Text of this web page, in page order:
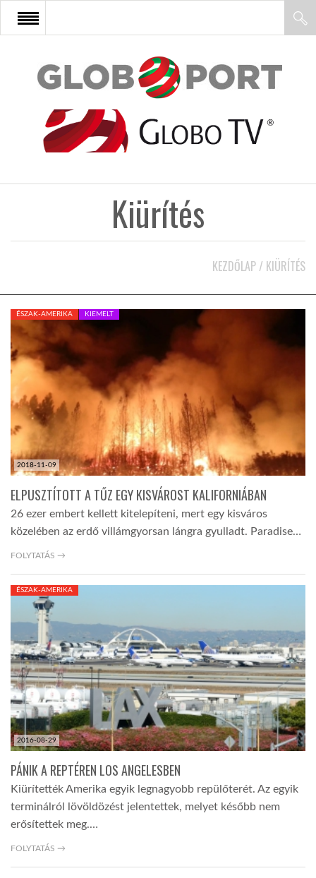
FŐOLDAL
AFRIKA
KÖZEL-KELET
AUSZTRÁLIA
GLOBOTV BP
HÍR3D
TROPICALMAGAZIN
GLOBOTV
AFRIKA TUDÁSTÁR
LINKTR.EE
Kiürítés
KEZDŐLAP / KIÜRÍTÉS
2018-11-09
ÉSZAK-AMERIKA KIEMELT
ELPUSZTÍTOTT A TŰZ EGY KISVÁROST KALIFORNIÁBAN
26 ezer embert kellett kitelepíteni, mert egy kisváros
közelében az erdő villámgyorsan lángra gyulladt. Paradise…
FOLYTATÁS →
2016-08-29
ÉSZAK-AMERIKA
PÁNIK A REPTÉREN LOS ANGELESBEN
Kiürítették Amerika egyik legnagyobb repülőterét. Az egyik
terminálról lövöldözést jelentettek, melyet később nem
erősítettek meg.…
FOLYTATÁS →